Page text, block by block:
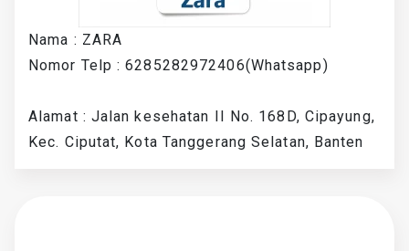
Nama : ZARA
Nomor Telp : 6285282972406(Whatsapp)
Alamat : Jalan kesehatan II No. 168D, Cipayung,
Kec. Ciputat, Kota Tanggerang Selatan, Banten